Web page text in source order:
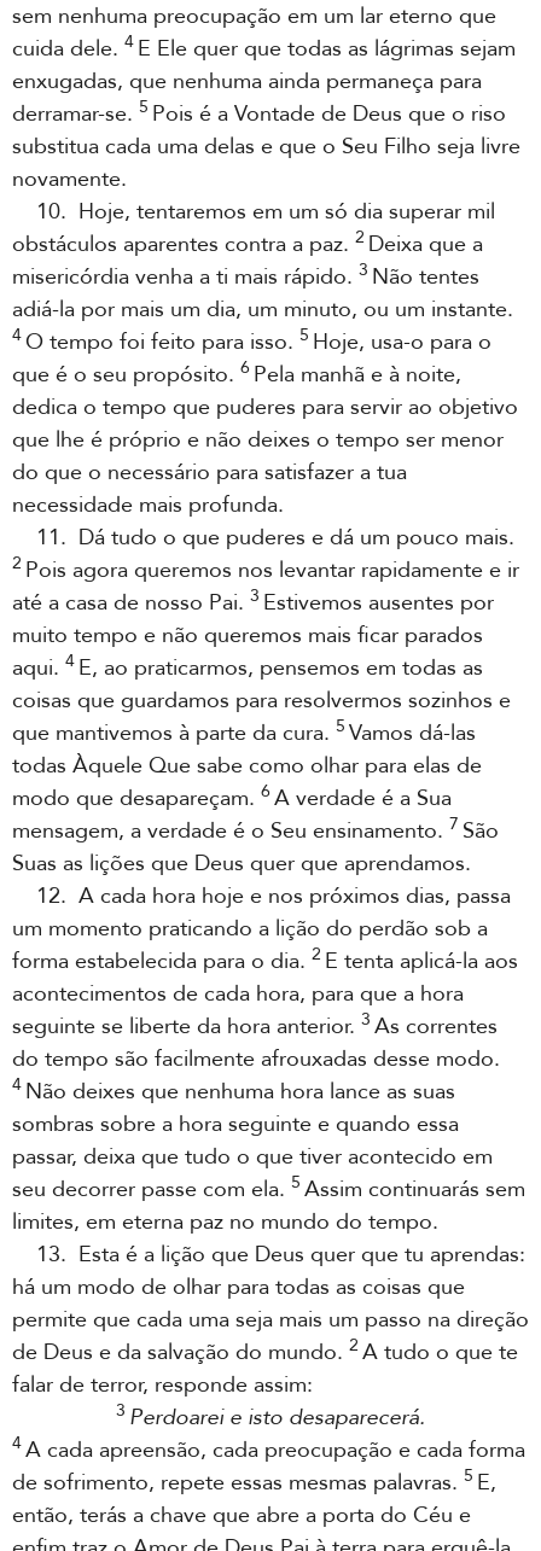
sem nenhuma preocupação em um lar eterno que
cuida dele. 4 E Ele quer que todas as lágrimas sejam
enxugadas, que nenhuma ainda permaneça para
derramar-se. 5 Pois é a Vontade de Deus que o riso
substitua cada uma delas e que o Seu Filho seja livre
novamente.
10. Hoje, tentaremos em um só dia superar mil
obstáculos aparentes contra a paz. 2 Deixa que a
misericórdia venha a ti mais rápido. 3 Não tentes
adiá-la por mais um dia, um minuto, ou um instante.
4O tempo foi feito para isso. 5 Hoje, usa-o para o
que é o seu propósito. 6 Pela manhã e à noite,
dedica o tempo que puderes para servir ao objetivo
que lhe é próprio e não deixes o tempo ser menor
do que o necessário para satisfazer a tua
necessidade mais profunda.
11. Dá tudo o que puderes e dá um pouco mais.
2 Pois agora queremos nos levantar rapidamente e ir
até a casa de nosso Pai. 3 Estivemos ausentes por
muito tempo e não queremos mais ficar parados
aqui. 4 E, ao praticarmos, pensemos em todas as
coisas que guardamos para resolvermos sozinhos e
que mantivemos à parte da cura. 5 Vamos dá-las
todas Àquele Que sabe como olhar para elas de
modo que desapareçam. 6A verdade é a Sua
mensagem, a verdade é o Seu ensinamento. 7 São
Suas as lições que Deus quer que aprendamos.
12. A cada hora hoje e nos próximos dias, passa
um momento praticando a lição do perdão sob a
forma estabelecida para o dia. 2 E tenta aplicá-la aos
acontecimentos de cada hora, para que a hora
seguinte se liberte da hora anterior. 3 As correntes
do tempo são facilmente afrouxadas desse modo.
4 Não deixes que nenhuma hora lance as suas
sombras sobre a hora seguinte e quando essa
passar, deixa que tudo o que tiver acontecido em
seu decorrer passe com ela. 5 Assim continuarás sem
limites, em eterna paz no mundo do tempo.
13. Esta é a lição que Deus quer que tu aprendas:
há um modo de olhar para todas as coisas que
permite que cada uma seja mais um passo na direção
de Deus e da salvação do mundo. 2 A tudo o que te
falar de terror, responde assim:
3 Perdoarei e isto desaparecerá.
4A cada apreensão, cada preocupação e cada forma
de sofrimento, repete essas mesmas palavras. 5 E,
então, terás a chave que abre a porta do Céu e